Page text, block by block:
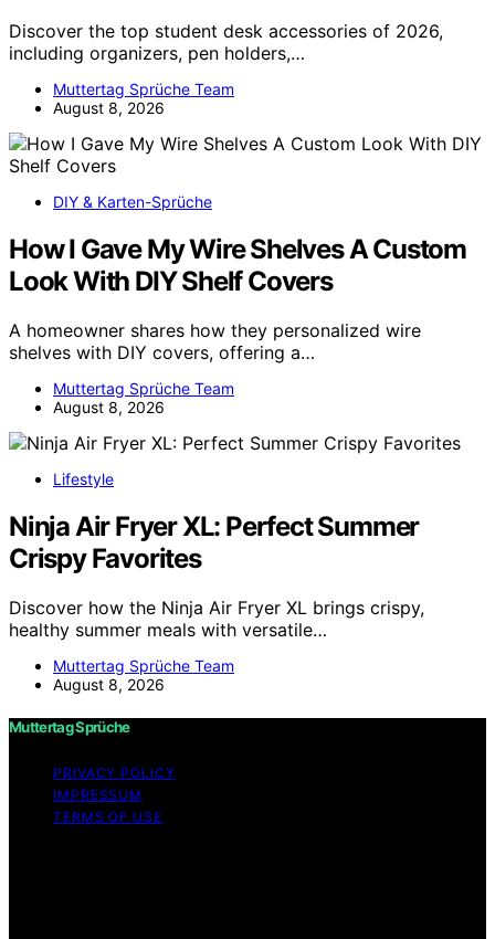
Discover the top student desk accessories of 2026,
including organizers, pen holders,…
Muttertag Sprüche Team
August 8, 2026
DIY & Karten-Sprüche
How I Gave My Wire Shelves A Custom
Look With DIY Shelf Covers
A homeowner shares how they personalized wire
shelves with DIY covers, offering a…
Muttertag Sprüche Team
August 8, 2026
Lifestyle
Ninja Air Fryer XL: Perfect Summer
Crispy Favorites
Discover how the Ninja Air Fryer XL brings crispy,
healthy summer meals with versatile…
Muttertag Sprüche Team
August 8, 2026
Muttertag Sprüche
PRIVACY POLICY
IMPRESSUM
TERMS OF USE